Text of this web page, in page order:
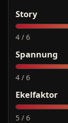
Story
4 / 6
Spannung
4 / 6
Ekelfaktor
5 / 6